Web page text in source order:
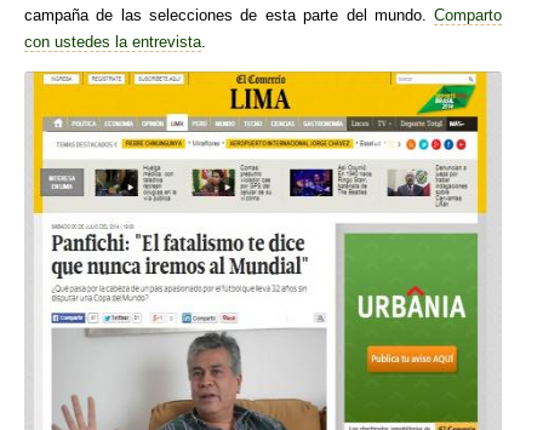
campaña de las selecciones de esta parte del mundo.Comparto
con ustedes la entrevista.